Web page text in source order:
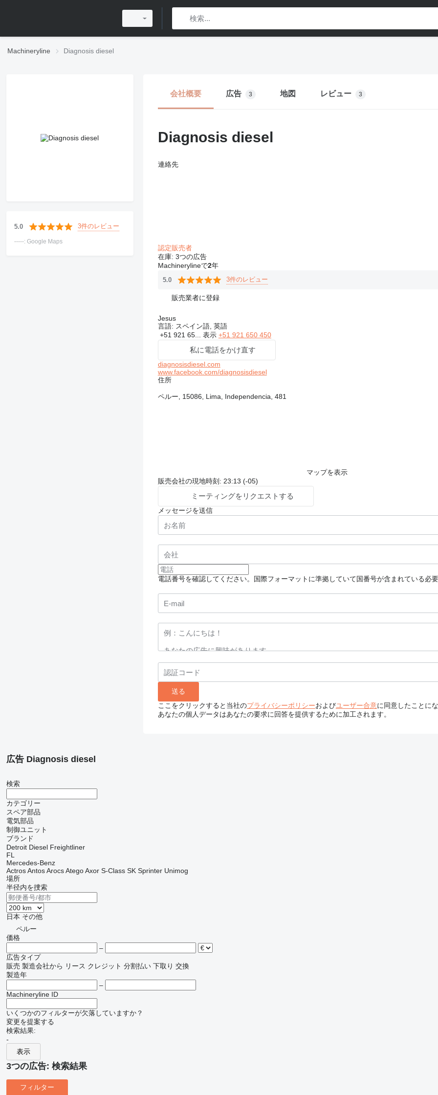
Machineryline Diagnosis diesel
5.0 3件のレビュー
-----: Google Maps
会社概要 広告 3 地図 レビュー 3
Diagnosis diesel
連絡先
認定販売者
在庫: 3つの広告
Machinerylineで2年
5.0 3件のレビュー
販売業者に登録
Jesus
言語: スペイン語, 英語
+51 921 65... 表示 +51 921 650 450
私に電話をかけ直す
diagnosisdiesel.com
www.facebook.com/diagnosisdiesel
住所
ペルー, 15086, Lima, Independencia, 481
マップを表示
販売会社の現地時刻: 23:13 (-05)
ミーティングをリクエストする
メッセージを送信
電話番号を確認してください。国際フォーマットに準拠していて国番号が含まれている必要
ここをクリックすると当社のプライバシーポリシーおよびユーザー合意に同意したことにな
あなたの個人データはあなたの要求に回答を提供するために加工されます。
広告 Diagnosis diesel
検索
カテゴリー
スペア部品
電気部品
制御ユニット
ブランド
Detroit Diesel Freightliner
FL
Mercedes-Benz
Actros Antos Arocs Atego Axor S-Class SK Sprinter Unimog
場所
半径内を捜索
日本 その他
ペルー
価格
–
広告タイプ
販売 製造会社から リース クレジット 分割払い 下取り 交換
製造年
–
Machineryline ID
いくつかのフィルターが欠落していますか？
変更を提案する
検索結果:
-
表示
3つの広告: 検索結果
フィルター